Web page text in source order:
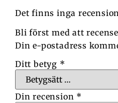
Det finns inga
Bli först med att
Din e-postadress
Ditt betyg *
Din recension *